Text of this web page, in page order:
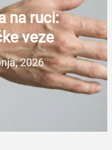
na ruci:
veze
2026